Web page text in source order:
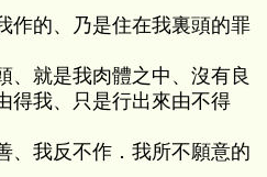
作的、乃是住在我裏頭的罪
、就是我肉體之中、沒有良
得我、只是行出來由不得
、我反不作．我所不願意的